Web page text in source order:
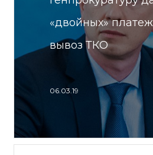
«двойных»
вывоз ТКО
06.03.19